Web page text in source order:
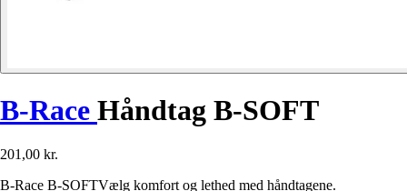
B-Race Håndtag B-SOFT
201,00 kr.
B-Race B-SOFTVælg komfort og lethed med håndtagene.